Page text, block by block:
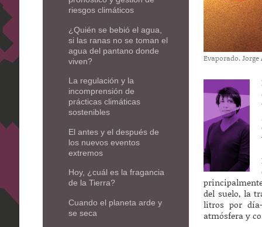
Evaporado.
del suelo, la
litros por
atmósfera y
riesgos climáticos
¿Quién se bebió el agua,
si las ranas no se toman el
agua del pantano donde
viven?
La regulación y la
incomprensión de
prácticas climáticas
sostenibles
El antes y el después de
los nuevos eventos
extremos
Hoy, ¿cuál es la fragancia
de la Tierra?
Cuando el planeta arde y
se seca